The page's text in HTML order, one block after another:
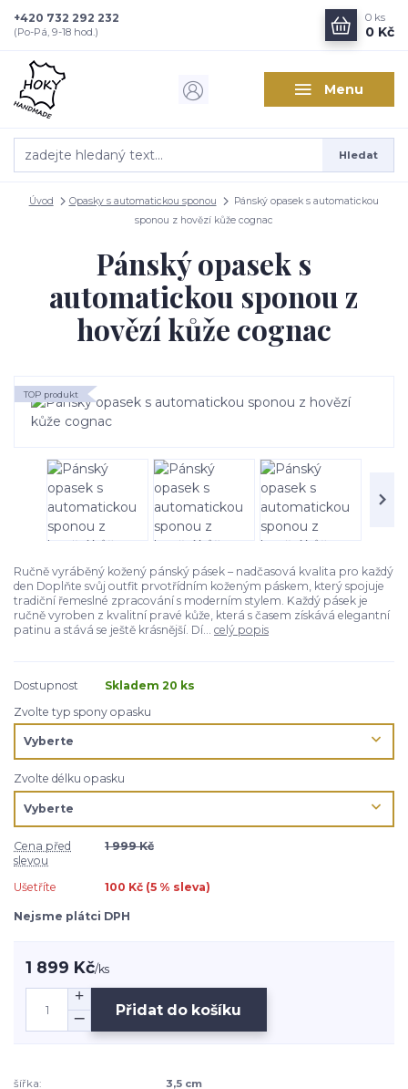
Menu
Hledat
+420 732 292 232
(Po-Pá, 9-18 hod.)
0 ks
0 Kč
Úvod Opasky s automatickou sponou
Pánský opasek s automatickou
sponou z hovězí kůže cognac
Pánský opasek s
automatickou sponou z
hovězí kůže cognac
TOP produkt
Ručně vyráběný kožený pánský pásek – nadčasová kvalita pro každý
den Doplňte svůj outfit prvotřídním koženým páskem, který spojuje
tradiční řemeslné zpracování s moderním stylem. Každý pásek je
ručně vyroben z kvalitní pravé kůže, která s časem získává elegantní
patinu a stává se ještě krásnější. Dí... celý popis
Dostupnost
Skladem 20 ks
Zvolte typ spony opasku
Zvolte délku opasku
Cena před
slevou
1 999 Kč
Ušetříte 100 Kč (5 % sleva)
Nejsme plátci DPH
1 899 Kč/ks
Přidat do košíku
šířka:
3,5 cm